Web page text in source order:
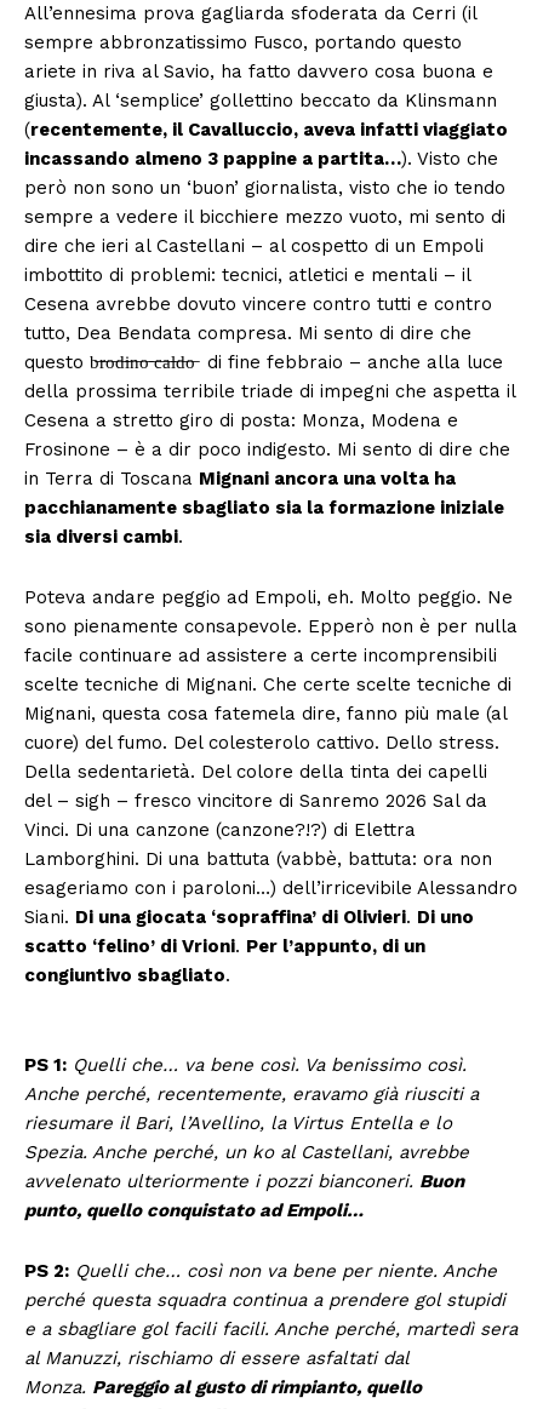
All’ennesima prova gagliarda sfoderata da Cerri (il
sempre abbronzatissimo Fusco, portando questo
ariete in riva al Savio, ha fatto davvero cosa buona e
giusta). Al ‘semplice’ gollettino beccato da Klinsmann
(recentemente, il Cavalluccio, aveva infatti viaggiato
incassando almeno 3 pappine a partita…). Visto che
però non sono un ‘buon’ giornalista, visto che io tendo
sempre a vedere il bicchiere mezzo vuoto, mi sento di
dire che ieri al Castellani – al cospetto di un Empoli
imbottito di problemi: tecnici, atletici e mentali – il
Cesena avrebbe dovuto vincere contro tutti e contro
tutto, Dea Bendata compresa. Mi sento di dire che
questo b̶r̶o̶d̶i̶n̶o̶ ̶c̶a̶l̶d̶o̶ di fine febbraio – anche alla luce
della prossima terribile triade di impegni che aspetta il
Cesena a stretto giro di posta: Monza, Modena e
Frosinone – è a dir poco indigesto. Mi sento di dire che
in Terra di Toscana Mignani ancora una volta ha
pacchianamente sbagliato sia la formazione iniziale
sia diversi cambi.
Poteva andare peggio ad Empoli, eh. Molto peggio. Ne
sono pienamente consapevole. Epperò non è per nulla
facile continuare ad assistere a certe incomprensibili
scelte tecniche di Mignani. Che certe scelte tecniche di
Mignani, questa cosa fatemela dire, fanno più male (al
cuore) del fumo. Del colesterolo cattivo. Dello stress.
Della sedentarietà. Del colore della tinta dei capelli
del – sigh – fresco vincitore di Sanremo 2026 Sal da
Vinci. Di una canzone (canzone?!?) di Elettra
Lamborghini. Di una battuta (vabbè, battuta: ora non
esageriamo con i paroloni…) dell’irricevibile Alessandro
Siani. Di una giocata ‘sopraffina’ di Olivieri. Di uno
scatto ‘felino’ di Vrioni. Per l’appunto, di un
congiuntivo sbagliato.
PS 1: Quelli che… va bene così. Va benissimo così.
Anche perché, recentemente, eravamo già riusciti a
riesumare il Bari, l’Avellino, la Virtus Entella e lo
Spezia. Anche perché, un ko al Castellani, avrebbe
avvelenato ulteriormente i pozzi bianconeri. Buon
punto, quello conquistato ad Empoli…
PS 2: Quelli che… così non va bene per niente. Anche
perché questa squadra continua a prendere gol stupidi
e a sbagliare gol facili facili. Anche perché, martedì sera
al Manuzzi, rischiamo di essere asfaltati dal
Monza. Pareggio al gusto di rimpianto, quello